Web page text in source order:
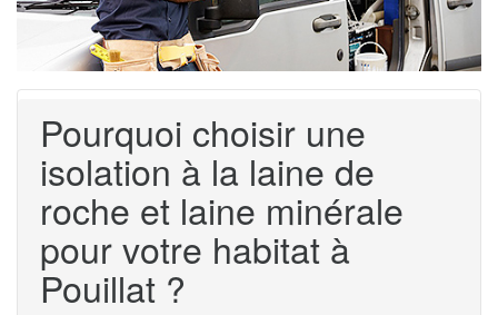
Pourquoi choisir une
isolation à la laine de
roche et laine minérale
pour votre habitat à
Pouillat ?